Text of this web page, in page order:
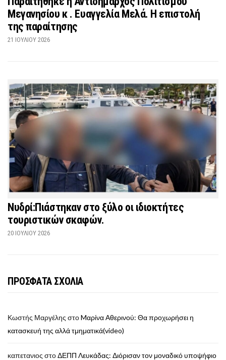
Μεγανησίου κ . Ευαγγελία Μελά. Η επιστολή
της παραίτησης
21 ΙΟΥΛΊΟΥ 2026
Νυδρί:Πιάστηκαν στο ξύλο οι ιδιοκτήτες
τουριστικών σκαφών.
20 ΙΟΥΛΊΟΥ 2026
ΠΡΟΣΦΑΤΑ ΣΧΟΛΙΑ
Κωστής Μαργέλης στοMαρίνα Αθερινού: Θα προχωρήσει η
κατασκευή της αλλά τμηματικά(video)
καπετανιος στοΔΕΠΠ Λευκάδας: Διόρισαν τον μοναδικό υποψήφιο